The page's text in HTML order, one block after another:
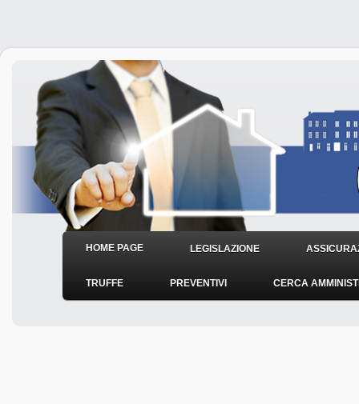
HOME PAGE LEGISLAZIONE
TRUFFE PREVENTIVI CERCA